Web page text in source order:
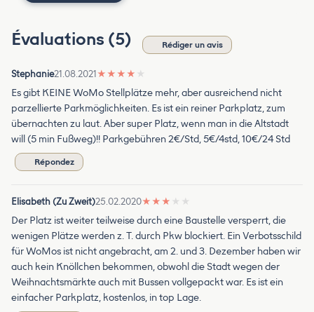
Évaluations (5) Rédiger un avis
Stephanie21.08.2021★ ★ ★ ★ ★
Es gibt KEINE WoMo Stellplätze mehr, aber ausreichend nicht
parzellierte Parkmöglichkeiten. Es ist ein reiner Parkplatz, zum
übernachten zu laut. Aber super Platz, wenn man in die Altstadt
will (5 min Fußweg)!! Parkgebühren 2€/Std, 5€/4std, 10€/24 Std
Répondez
Elisabeth (Zu Zweit)25.02.2020★ ★ ★ ★ ★
Der Platz ist weiter teilweise durch eine Baustelle versperrt, die
wenigen Plätze werden z. T. durch Pkw blockiert. Ein Verbotsschild
für WoMos ist nicht angebracht, am 2. und 3. Dezember haben wir
auch kein Knöllchen bekommen, obwohl die Stadt wegen der
Weihnachtsmärkte auch mit Bussen vollgepackt war. Es ist ein
einfacher Parkplatz, kostenlos, in top Lage.